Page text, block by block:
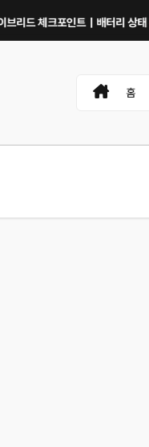
크포인트｜배터리 상태 확인법과
홈